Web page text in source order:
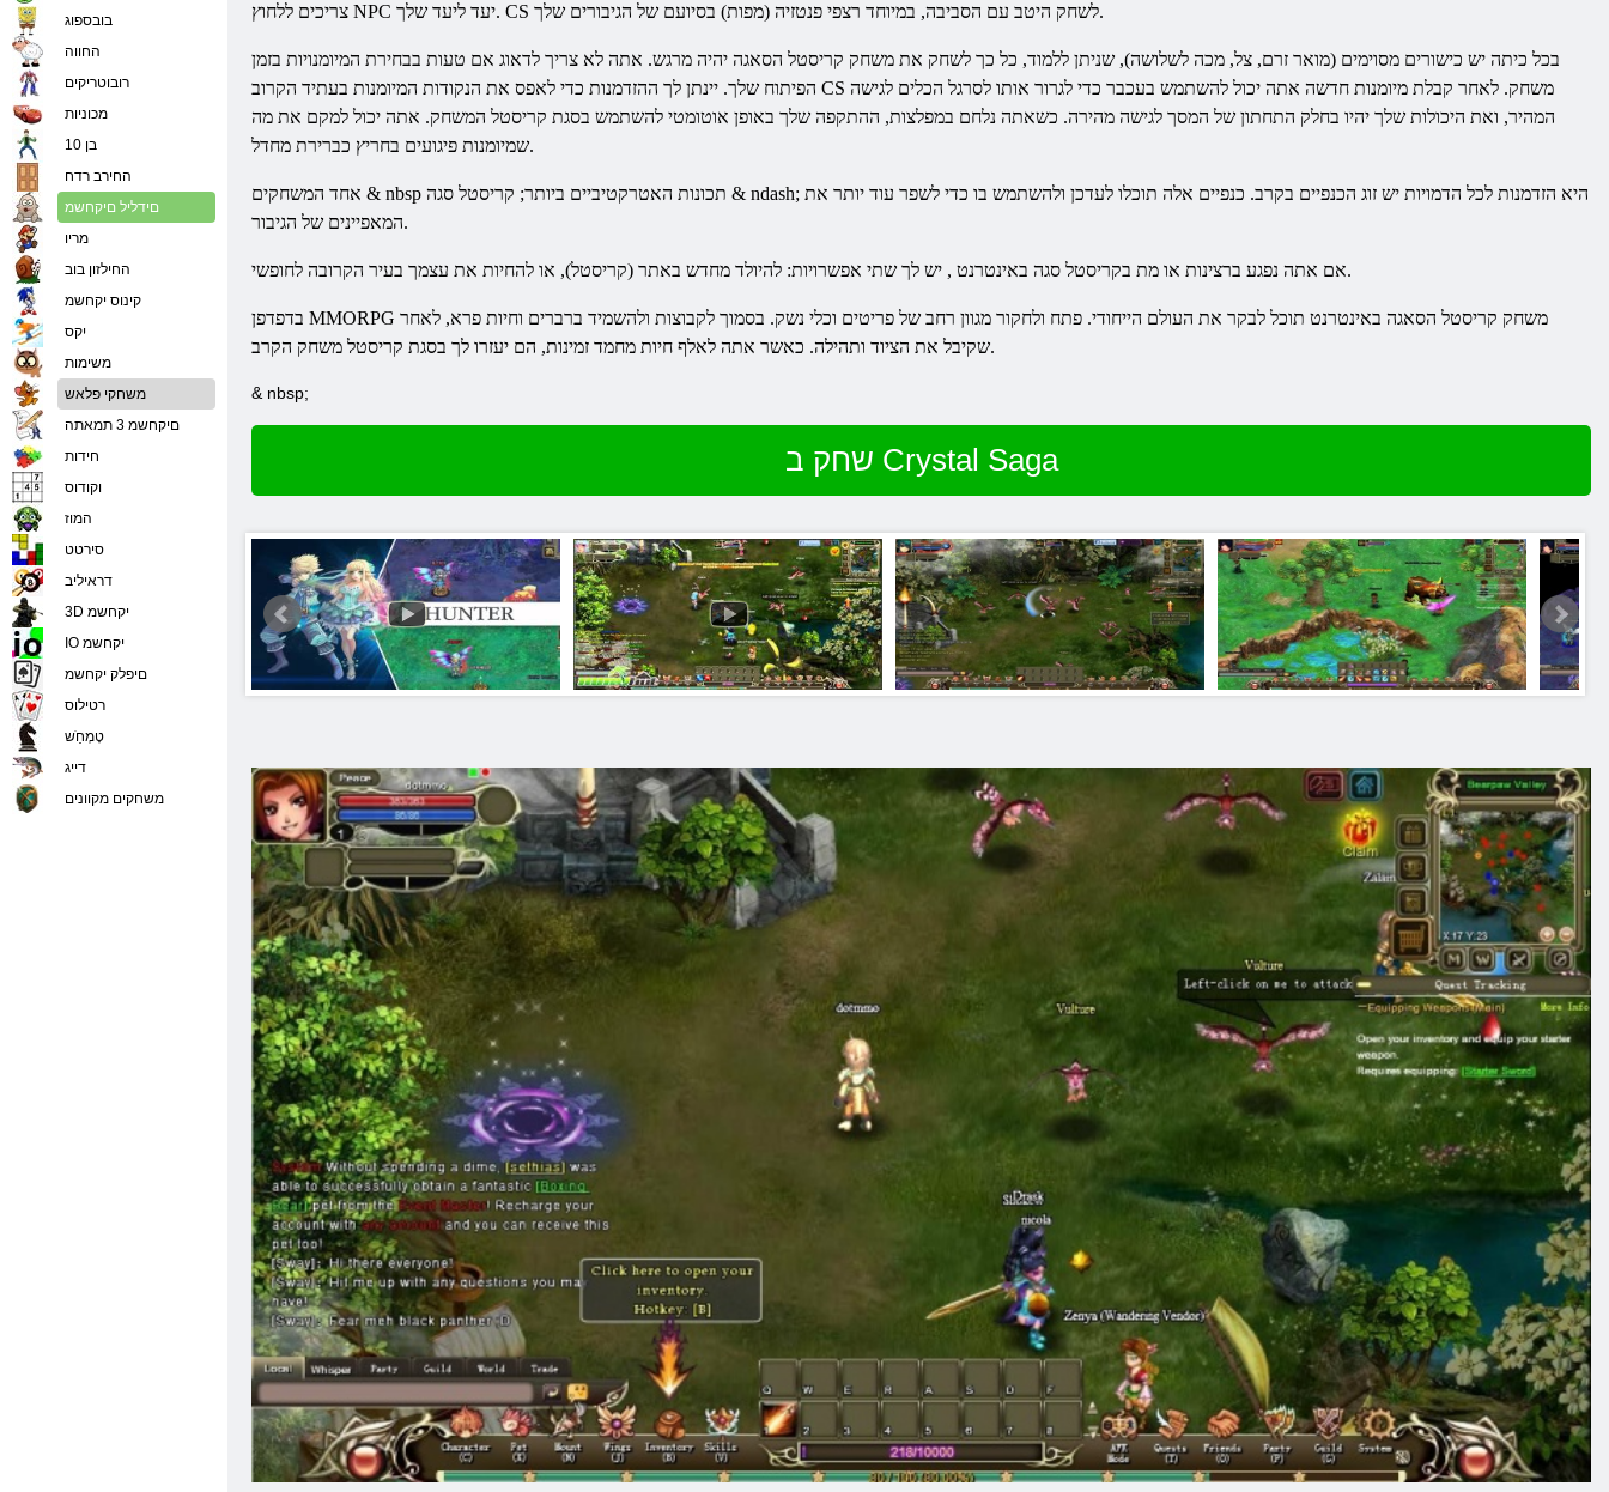
צריכים ללחוץ NPC יעד ליעד שלך. CS לשחק היטב עם הסביבה, במיוחד רצפי פנטזיה (מפות) בסיועם של הגיבורים שלך.
בכל כיתה יש כישורים מסוימים (מואר זרם, צל, מכה לשלושה), שניתן ללמוד, כל כך לשחק את משחק קריסטל הסאגה יהיה מרגש. אתה לא צריך לדאוג אם טעות בבחירת המיומנויות בזמן
CS משחק. לאחר קבלת מיומנות חדשה אתה יכול להשתמש בעכבר כדי לגרור אותו לסרגל הכלים לגישה
המהיר, ואת היכולות שלך יהיו בחלק התחתון של המסך לגישה מהירה. כשאתה נלחם במפלצות, ההתקפה שלך באופן אוטומטי להשתמש בסגת קריסטל המשחק. אתה יכול למקם את מה
שמיומנות פיגועים בחריץ כברירת מחדל.
אחד המשחקים & nbsp תכונות האטרקטיביים ביותר; קריסטל סגה & ndash; היא הזדמנות לכל הדמויות יש זוג הכנפיים בקרב. כנפיים אלה תוכלו לעדכן ולהשתמש בו כדי לשפר עוד יותר את
המאפיינים של הגיבור.
אם אתה נפגע ברצינות או מת בקריסטל סגה באינטרנט , יש לך שתי אפשרויות: להיולד מחדש באתר (קריסטל), או להחיות את עצמך בעיר הקרובה לחופשי.
MMORPG משחק קריסטל הסאגה באינטרנט תוכל לבקר את העולם הייחודי. פתח ולחקור מגוון רחב של פריטים וכלי נשק. בסמוך לקבוצות ולהשמיד ברברים וחיות פרא, לאחר
שקיבל את הציוד ותהילה. כאשר אתה לאלף חיות מחמד זמינות, הם יעזרו לך בסגת קריסטל משחק הקרב.
& nbsp;
שחק ב Crystal Saga
בובספוג
החווה
רובוטריקים
מכוניות
בן 10
החירב רדח
םידליל םיקחשמ
מריו
החילזון בוב
קינוס יקחשמ
יִקס
משימות
משחקי פלאש
םיקחשמ 3 תמאתה
חידות
וקודוס
המוז
סירטט
דראיליב
3D יקחשמ
IO יקחשמ
םיפלק יקחשמ
רטילוס
טָמְחַׁש
דייג
משחקים מקוונים